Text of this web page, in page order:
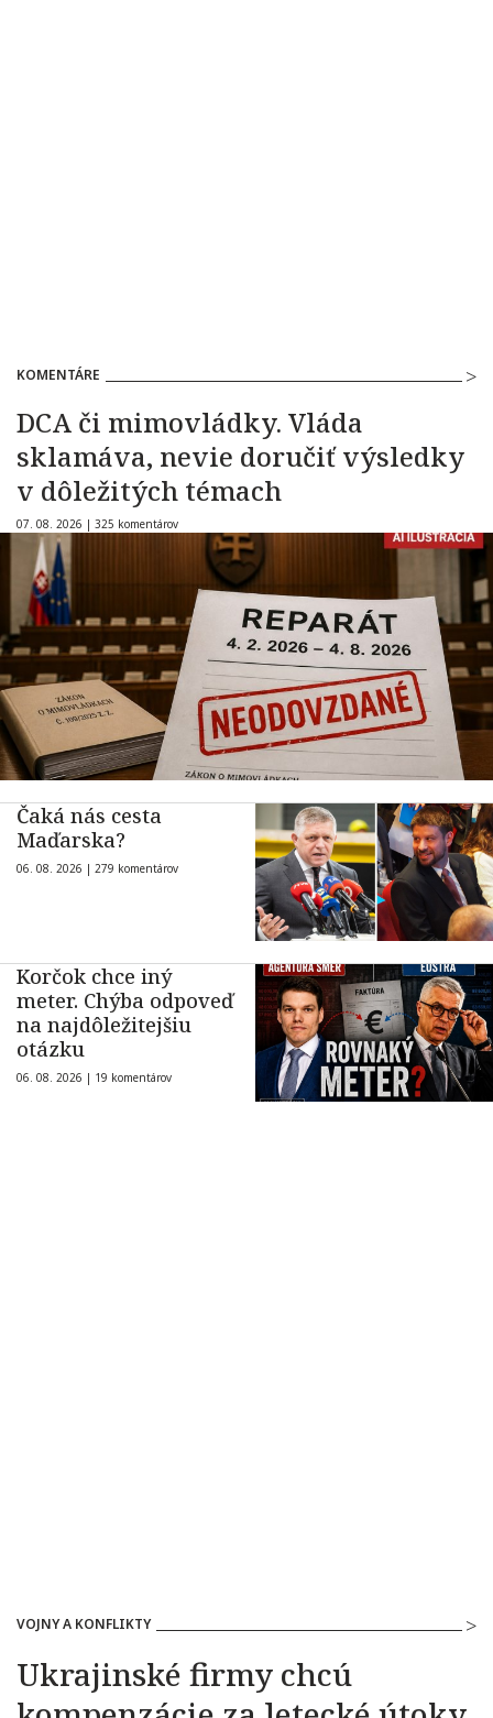
KOMENTÁRE
DCA či mimovládky. Vláda
sklamáva, nevie doručiť výsledky
v dôležitých témach
07. 08. 2026 | 325 komentárov
Čaká nás cesta
Maďarska?
06. 08. 2026 | 279 komentárov
Korčok chce iný
meter. Chýba odpoveď
na najdôležitejšiu
otázku
06. 08. 2026 | 19 komentárov
VOJNY A KONFLIKTY
Ukrajinské firmy chcú